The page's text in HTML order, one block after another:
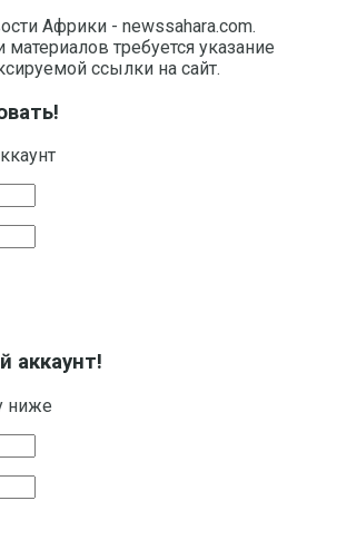
Африки - newssahara.com.
требуется указание
ссылки на сайт.
аккаунт!
ниже